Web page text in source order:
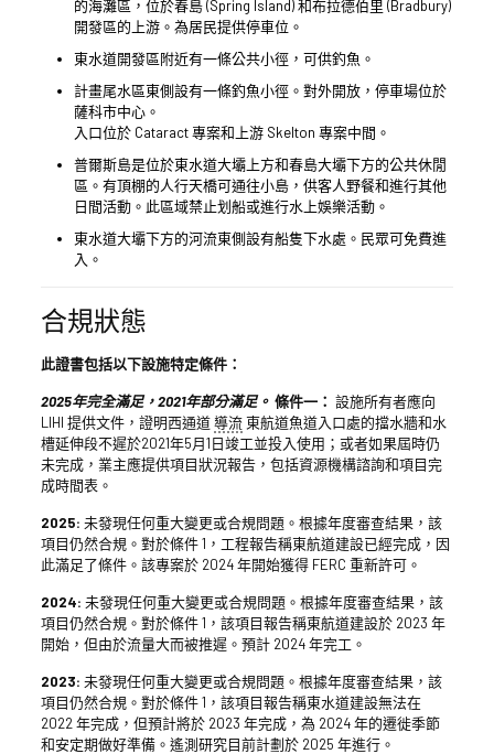
的海灘區，位於春島 (Spring Island) 和布拉德伯里 (Bradbury)
開發區的上游。為居民提供停車位。
東水道開發區附近有一條公共小徑，可供釣魚。
計畫尾水區東側設有一條釣魚小徑。對外開放，停車場位於
薩科市中心。
入口位於 Cataract 專案和上游 Skelton 專案中間。
普爾斯島是位於東水道大壩上方和春島大壩下方的公共休閒
區。有頂棚的人行天橋可通往小島，供客人野餐和進行其他
日間活動。此區域禁止划船或進行水上娛樂活動。
東水道大壩下方的河流東側設有船隻下水處。民眾可免費進
入。
合規狀態
此證書包括以下設施特定條件：
2025年完全滿足，2021年部分滿足。 條件一： 設施所有者應向
LIHI 提供文件，證明西通道導流東航道魚道入口處的擋水牆和水
槽延伸段不遲於2021年5月1日竣工並投入使用；或者如果屆時仍
未完成，業主應提供項目狀況報告，包括資源機構諮詢和項目完
成時間表。
2025: 未發現任何重大變更或合規問題。根據年度審查結果，該
項目仍然合規。對於條件 1，工程報告稱東航道建設已經完成，因
此滿足了條件。該專案於 2024 年開始獲得 FERC 重新許可。
2024: 未發現任何重大變更或合規問題。根據年度審查結果，該
項目仍然合規。對於條件 1，該項目報告稱東航道建設於 2023 年
開始，但由於流量大而被推遲。預計 2024 年完工。
2023: 未發現任何重大變更或合規問題。根據年度審查結果，該
項目仍然合規。對於條件 1，該項目報告稱東水道建設無法在
2022 年完成，但預計將於 2023 年完成，為 2024 年的遷徙季節
和安定期做好準備。遙測研究目前計劃於 2025 年進行。